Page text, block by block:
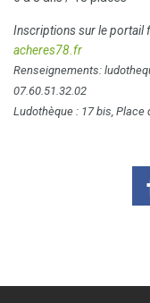
Inscriptions sur le portail
acheres78.fr
Renseignements:
07.60.51.32.02
Ludothèque : 17 bis, Place